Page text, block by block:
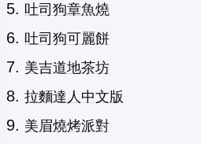
吐司狗章魚燒
吐司狗可麗餅
美吉道地茶坊
拉麵達人中文版
美眉燒烤派對